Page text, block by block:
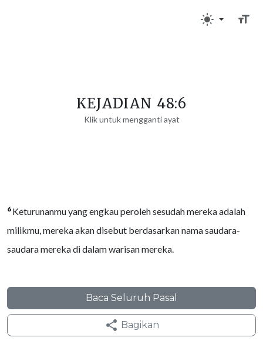
KEJADIAN 48:6
Klik untuk mengganti ayat
6 Keturunanmu yang engkau peroleh sesudah mereka adalah
milikmu, mereka akan disebut berdasarkan nama saudara-
saudara mereka di dalam warisan mereka.
Baca Seluruh Pasal
Bagikan